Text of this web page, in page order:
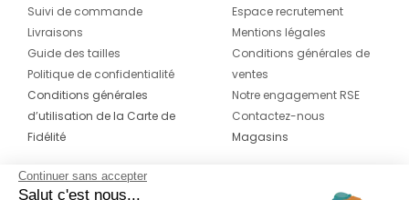
Suivi de commande
Livraisons
Guide des tailles
Politique de confidentialité
Conditions générales
d’utilisation de la Carte de
Fidélité
Espace recrutement
Mentions légales
Conditions générales de
ventes
Notre engagement RSE
Contactez-nous
Magasins
CONTACT
Continuer sans accepter
Salut c'est nous...